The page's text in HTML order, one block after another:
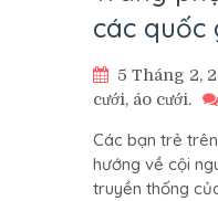
các quốc
5 Tháng 2,
cưới, áo cưới.
Các bạn trẻ
hướng về cội
truyền thống